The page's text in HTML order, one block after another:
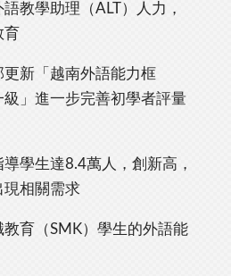
教學助理（ALT）人力，
育
新「越南外語能力框
」進一步完善初學者評量
學生達8.4萬人，創新高，
現相關需求
育（SMK）學生的外語能